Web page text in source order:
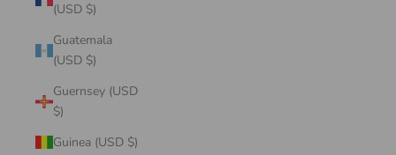
(USD $)
Guatemala
(USD $)
Guernsey (USD
$)
Guinea (USD $)